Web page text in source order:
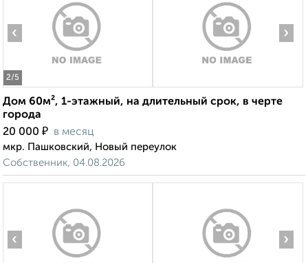
2/5
‹ ›
Дом 60м², 1-этажный, на длительный срок, в черте
города
20 000 ₽ в месяц
мкр. Пашковский, Новый переулок
Собственник, 04.08.2026
‹ ›